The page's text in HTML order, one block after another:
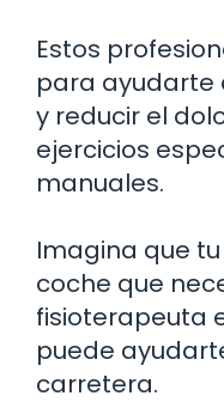
Estos
para ayudarte
y reducir el
ejercicios
manuales.
Imagina que
coche que
fisioterapeuta
puede
carretera.